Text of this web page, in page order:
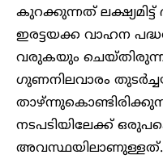
കുറക്കുന്നത് ലക്ഷ്യമിട്ട്
ഇരട്ടയക്ക വാഹന
വരുകയും
ഗുണനിലവാരം
നടപടിയിലേക്ക്
അവസ്ഥയിലാണുള്ളത്.